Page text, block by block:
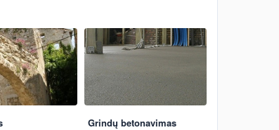
Grindų betonavimas